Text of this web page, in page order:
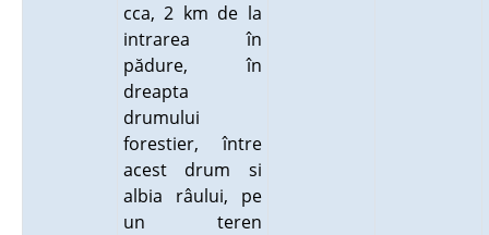
cca, 2 km de la
intrarea în
pădure, în
dreapta
drumului
forestier, între
acest drum si
albia râului, pe
un teren